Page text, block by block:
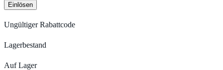
Einlösen
Ungültiger Rabattcode
Lagerbestand
Auf Lager